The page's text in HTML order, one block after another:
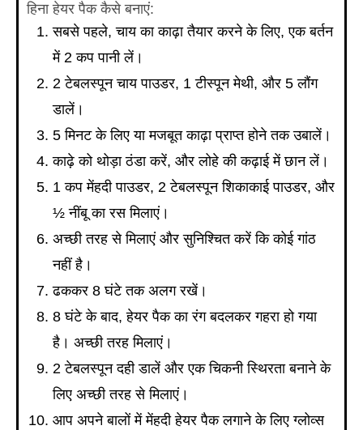
हिना हेयर पैक कैसे बनाएं:
सबसे पहले, चाय का काढ़ा तैयार करने के लिए, एक बर्तन
में 2 कप पानी लें।
2 टेबलस्पून चाय पाउडर, 1 टीस्पून मेथी, और 5 लौंग
डालें।
5 मिनट के लिए या मजबूत काढ़ा प्राप्त होने तक उबालें।
काढ़े को थोड़ा ठंडा करें, और लोहे की कढ़ाई में छान लें।
1 कप मेंहदी पाउडर, 2 टेबलस्पून शिकाकाई पाउडर, और
½ नींबू का रस मिलाएं।
अच्छी तरह से मिलाएं और सुनिश्चित करें कि कोई गांठ
नहीं है।
ढककर 8 घंटे तक अलग रखें।
8 घंटे के बाद, हेयर पैक का रंग बदलकर गहरा हो गया
है। अच्छी तरह मिलाएं।
2 टेबलस्पून दही डालें और एक चिकनी स्थिरता बनाने के
लिए अच्छी तरह से मिलाएं।
आप अपने बालों में मेंहदी हेयर पैक लगाने के लिए ग्लोव्स